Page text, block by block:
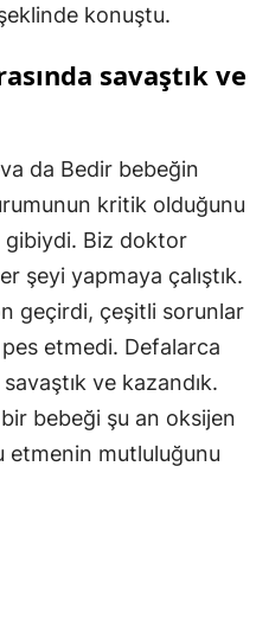
konuştu.
savaştık ve
da Bedir bebeğin
kritik olduğunu
gibiydi. Biz doktor
şeyi yapmaya çalıştık.
geçirdi, çeşitli sorunlar
etmedi. Defalarca
ve kazandık.
bebeği şu an oksijen
etmenin mutluluğunu